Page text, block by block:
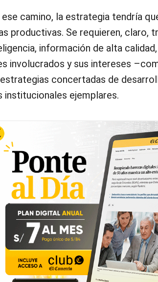
ese camino, la estrategia tendría
productivas. Se requieren, claro,
información de alta
involucrados y sus intereses
concertadas de
institucionales ejemplares.